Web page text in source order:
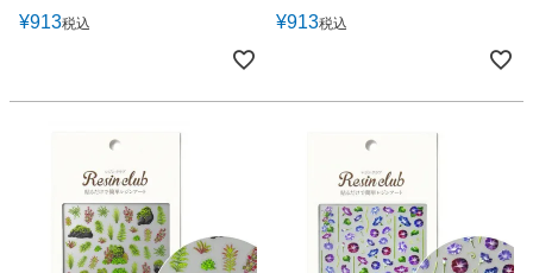
¥913税込 ¥913税込